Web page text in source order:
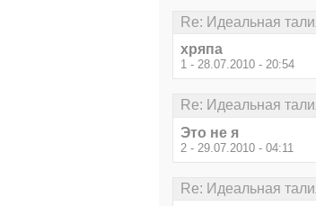
Re: Идеальная
хряпа
1 - 28.07.2010 - 20:54
Re: Идеальная
Это не я
2 - 29.07.2010 - 04:11
Re: Идеальная